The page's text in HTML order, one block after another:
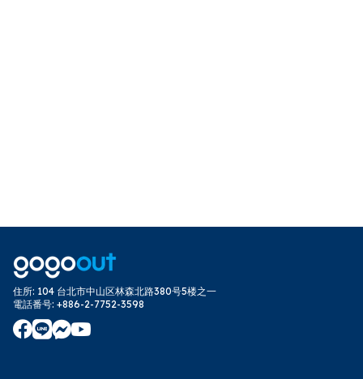
住所: 104 台北市中山区林森北路380号5楼之一
電話番号: +886-2-7752-3598